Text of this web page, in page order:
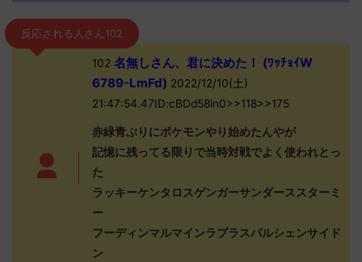
反応される人さん102
102 名無しさん、君に決めた！ (ﾜｯﾁｮｲW
6789-LmFd) 2022/12/10(土)
21:47:54.47ID:cBDd58in0>>118>>175
赤緑青ぶりにポケモンやり始めたんやが
記憶に残ってる限りで当時対戦でよく使われとっ
た
ラッキーケンタロスゲンガーサンダーススターミ
ー
フーディンマルマインラプラスパルシェンサイド
ン